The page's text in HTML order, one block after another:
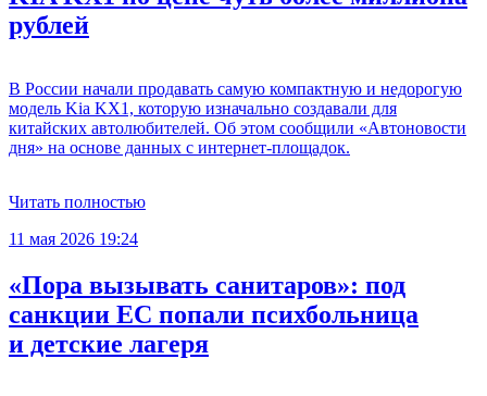
рублей
В России начали продавать самую компактную и недорогую
модель Kia KX1, которую изначально создавали для
китайских автолюбителей. Об этом сообщили «Автоновости
дня» на основе данных с интернет-площадок.
Читать полностью
11 мая 2026 19:24
«Пора вызывать санитаров»: под
санкции ЕС попали психбольница
и детские лагеря